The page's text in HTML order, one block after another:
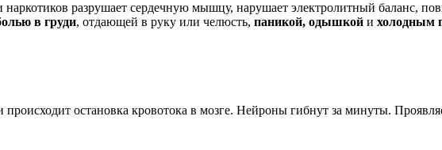
наркотиков разрушает сердечную мышцу, нарушает электролитный баланс,
в груди, отдающей в руку или челюсть, паникой, одышкой и холодным
происходит остановка кровотока в мозге. Нейроны гибнут за минуты.